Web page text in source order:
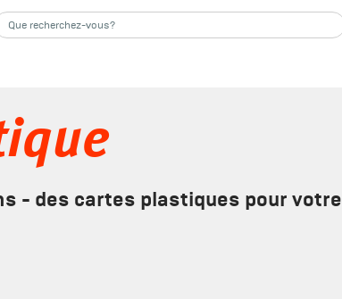
- des cartes plastiques pour votre